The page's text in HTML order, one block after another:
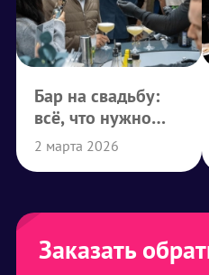
Бар на свадьбу:
всё, что нужно
знать
2 марта 2026
Заказать